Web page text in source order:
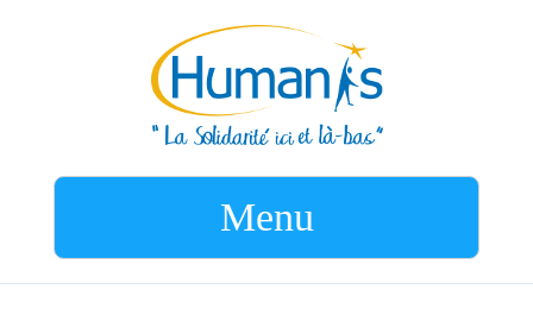
Menu